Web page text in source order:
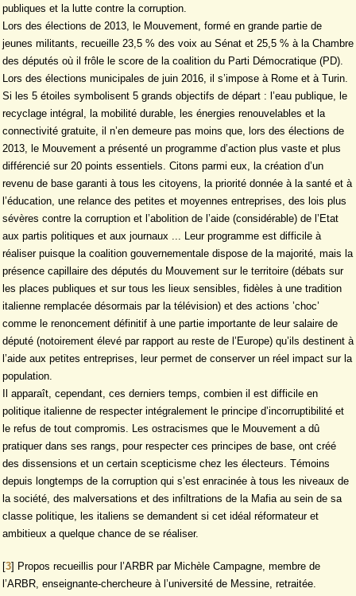
publiques et la lutte contre la corruption.
Lors des élections de 2013, le Mouvement, formé en grande partie de
jeunes militants, recueille 23,5 % des voix au Sénat et 25,5 % à la Chambre
des députés où il frôle le score de la coalition du Parti Démocratique (PD).
Lors des élections municipales de juin 2016, il s’impose à Rome et à Turin.
Si les 5 étoiles symbolisent 5 grands objectifs de départ : l’eau publique, le
recyclage intégral, la mobilité durable, les énergies renouvelables et la
connectivité gratuite, il n’en demeure pas moins que, lors des élections de
2013, le Mouvement a présenté un programme d’action plus vaste et plus
différencié sur 20 points essentiels. Citons parmi eux, la création d’un
revenu de base garanti à tous les citoyens, la priorité donnée à la santé et à
l’éducation, une relance des petites et moyennes entreprises, des lois plus
sévères contre la corruption et l’abolition de l’aide (considérable) de l’Etat
aux partis politiques et aux journaux ... Leur programme est difficile à
réaliser puisque la coalition gouvernementale dispose de la majorité, mais la
présence capillaire des députés du Mouvement sur le territoire (débats sur
les places publiques et sur tous les lieux sensibles, fidèles à une tradition
italienne remplacée désormais par la télévision) et des actions ’choc’
comme le renoncement définitif à une partie importante de leur salaire de
député (notoirement élevé par rapport au reste de l’Europe) qu’ils destinent à
l’aide aux petites entreprises, leur permet de conserver un réel impact sur la
population.
Il apparaît, cependant, ces derniers temps, combien il est difficile en
politique italienne de respecter intégralement le principe d’incorruptibilité et
le refus de tout compromis. Les ostracismes que le Mouvement a dû
pratiquer dans ses rangs, pour respecter ces principes de base, ont créé
des dissensions et un certain scepticisme chez les électeurs. Témoins
depuis longtemps de la corruption qui s’est enracinée à tous les niveaux de
la société, des malversations et des infiltrations de la Mafia au sein de sa
classe politique, les italiens se demandent si cet idéal réformateur et
ambitieux a quelque chance de se réaliser.
[3] Propos recueillis pour l’ARBR par Michèle Campagne, membre de
l’ARBR, enseignante-chercheure à l’université de Messine, retraitée.